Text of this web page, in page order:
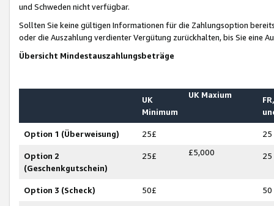
und Schweden nicht verfügbar.
Sollten Sie keine gültigen Informationen für die Zahlungsoption
oder die Auszahlung verdienter Vergütung zurückhalten, bis Sie
Übersicht Mindestauszahlungsbeträge
UK
Minimum
UK Maxium
Option 1 (Überweisung) 25£ 25
Option 2
(Geschenkgutschein)
25£ £5,000 25
Option 3 (Scheck) 50£ 50